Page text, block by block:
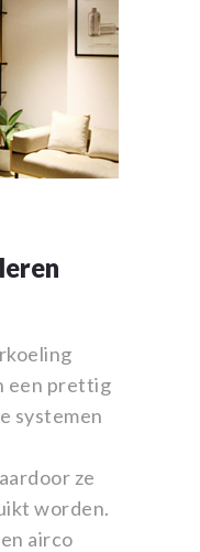
een prettig
systemen
ze
worden.
airco